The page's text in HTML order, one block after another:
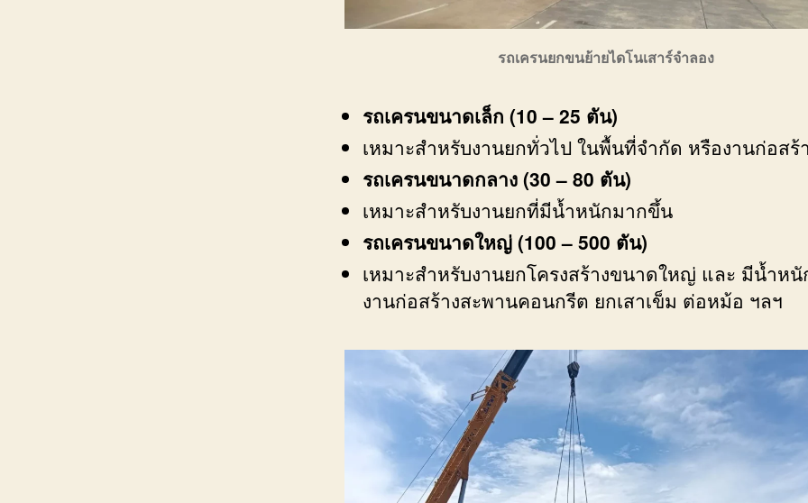
รถเครนยกขนย้ายไดโนเสาร์จำลอง
รถเครนขนาดเล็ก (10 – 25 ตัน)
เหมาะสำหรับงานยกทั่วไป ในพื้นที่จำกัด หรืองานก่อสร้
รถเครนขนาดกลาง (30 – 80 ตัน)
เหมาะสำหรับงานยกที่มีน้ำหนักมากขึ้น
รถเครนขนาดใหญ่ (100 – 500 ตัน)
เหมาะสำหรับงานยกโครงสร้างขนาดใหญ่ และ มีน้ำห
งานก่อสร้างสะพานคอนกรีต ยกเสาเข็ม ต่อหม้อ ฯลฯ